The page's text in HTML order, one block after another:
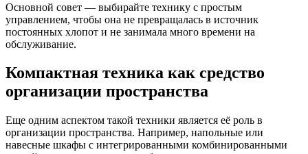
Основной совет — выбирайте технику с простым
управлением, чтобы она не превращалась в источник
постоянных хлопот и не занимала много времени на
обслуживание.
Компактная техника как средство
организации пространства
Еще одним аспектом такой техники является её роль в
организации пространства. Например, напольные или
навесные шкафы с интегрированными комбинированными